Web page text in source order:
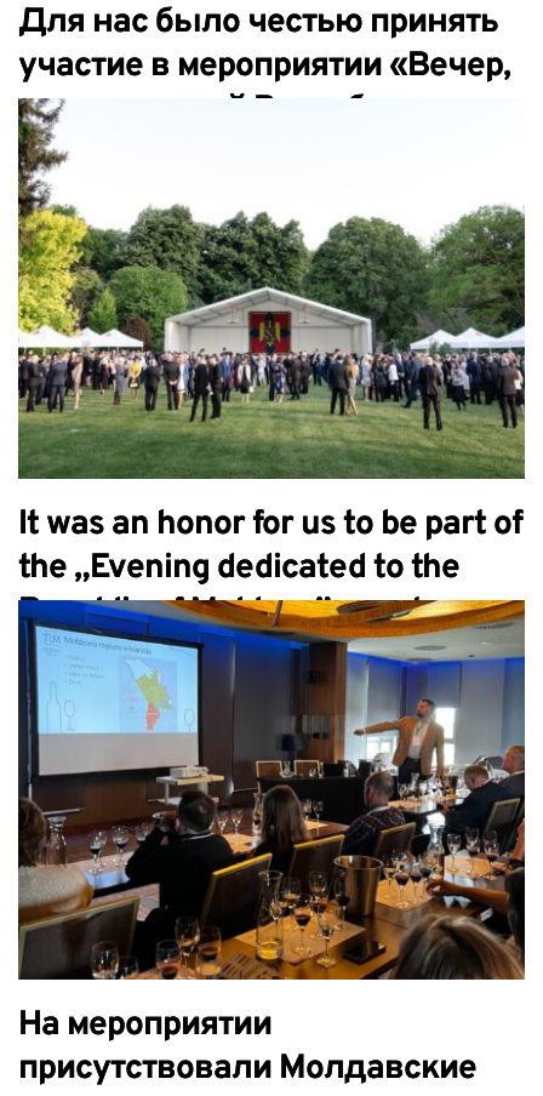
Для нас было честью принять
участие в мероприятии «Вечер,
посвященный Республике
Молдова»
It was an honor for us to be part of
the „Evening dedicated to the
Republic of Moldova” event
На мероприятии
присутствовали Молдавские